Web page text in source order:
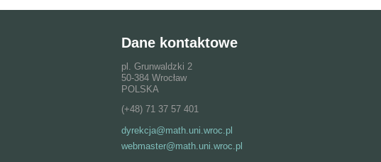
Dane kontaktowe
pl. Grunwaldzki 2
50-384 Wrocław
POLSKA
(+48) 71 37 57 401
dyrekcja@math.uni.wroc.pl
webmaster@math.uni.wroc.pl